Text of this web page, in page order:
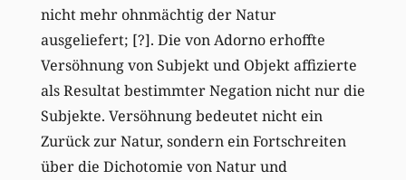
nicht mehr ohnmächtig der Natur
ausgeliefert; [?]. Die von Adorno erhoffte
Versöhnung von Subjekt und Objekt affizierte
als Resultat bestimmter Negation nicht nur die
Subjekte. Versöhnung bedeutet nicht ein
Zurück zur Natur, sondern ein Fortschreiten
über die Dichotomie von Natur und